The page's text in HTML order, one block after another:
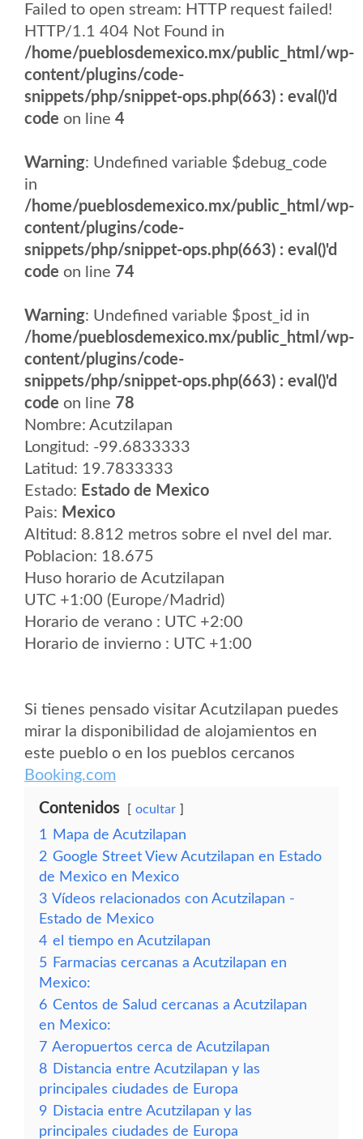
Failed to open stream: HTTP request failed!
HTTP/1.1 404 Not Found in
/home/pueblosdemexico.mx/public_html/wp-
content/plugins/code-
snippets/php/snippet-ops.php(663) : eval()'d
code on line 4
Warning: Undefined variable $debug_code
in
/home/pueblosdemexico.mx/public_html/wp-
content/plugins/code-
snippets/php/snippet-ops.php(663) : eval()'d
code on line 74
Warning: Undefined variable $post_id in
/home/pueblosdemexico.mx/public_html/wp-
content/plugins/code-
snippets/php/snippet-ops.php(663) : eval()'d
code on line 78
Nombre: Acutzilapan
Longitud: -99.6833333
Latitud: 19.7833333
Estado: Estado de Mexico
Pais: Mexico
Altitud: 8.812 metros sobre el nvel del mar.
Poblacion: 18.675
Huso horario de Acutzilapan
UTC +1:00 (Europe/Madrid)
Horario de verano : UTC +2:00
Horario de invierno : UTC +1:00
Si tienes pensado visitar Acutzilapan puedes
mirar la disponibilidad de alojamientos en
este pueblo o en los pueblos cercanos
Booking.com
Contenidos ocultar
1
Mapa de Acutzilapan
2 Google Street View Acutzilapan en Estado
de Mexico en Mexico
3 Vídeos relacionados con Acutzilapan -
Estado de Mexico
4 el tiempo en Acutzilapan
5 Farmacias cercanas a Acutzilapan en
Mexico:
6 Centos de Salud cercanas a Acutzilapan
en Mexico:
7 Aeropuertos cerca de Acutzilapan
8 Distancia entre Acutzilapan y las
principales ciudades de Europa
9 Distacia entre Acutzilapan y las
principales ciudades de Europa